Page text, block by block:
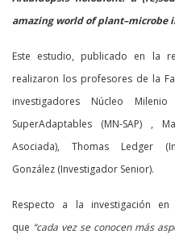
amazing world of plant–microbe
Este estudio, publicado en la
realizaron los profesores de la
investigadores Núcleo
SuperAdaptables (MN-SAP) ,
Asociada), Thomas Ledger
González (Investigador Senior).
Respecto a la investigación
que “cada vez se conocen más